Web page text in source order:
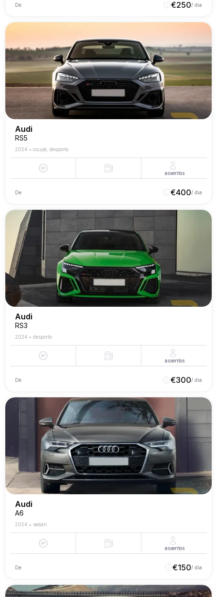
De €250/ dia
Audi
RS5
2024 • coupé, desporto
assentos
De €400/ dia
Audi
RS3
2024 • desporto
assentos
De €300/ dia
Audi
A6
2024 • sedan
assentos
De €150/ dia